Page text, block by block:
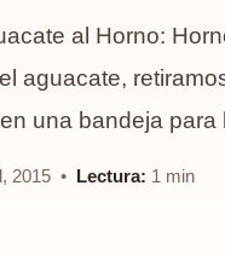
al Horno:
aguacate,
una bandeja
2015 • Lectura: 1 min